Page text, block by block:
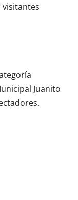
visitantes
Juanito